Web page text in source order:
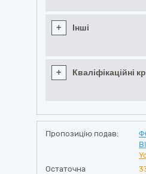
+ Інші
+ Кваліфікаційні
Пропозицію подав:
Остаточна